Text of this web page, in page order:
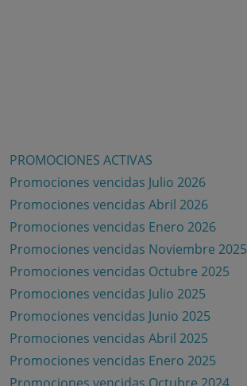
PROMOCIONES ACTIVAS
Promociones vencidas Julio 2026
Promociones vencidas Abril 2026
Promociones vencidas Enero 2026
Promociones vencidas Noviembre 2025
Promociones vencidas Octubre 2025
Promociones vencidas Julio 2025
Promociones vencidas Junio 2025
Promociones vencidas Abril 2025
Promociones vencidas Enero 2025